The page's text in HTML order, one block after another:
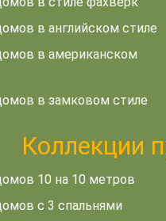
в английском стиле
в американском
в замковом стиле
Коллекции
10 на 10 метров
с 3 спальнями